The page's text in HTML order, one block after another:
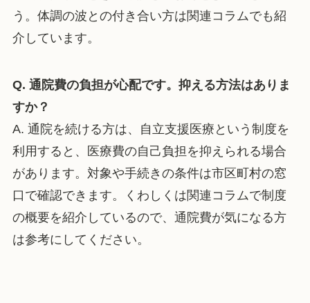
う。体調の波との付き合い方は関連コラムでも紹
介しています。
Q. 通院費の負担が心配です。抑える方法はありま
すか？
A. 通院を続ける方は、自立支援医療という制度を
利用すると、医療費の自己負担を抑えられる場合
があります。対象や手続きの条件は市区町村の窓
口で確認できます。くわしくは関連コラムで制度
の概要を紹介しているので、通院費が気になる方
は参考にしてください。